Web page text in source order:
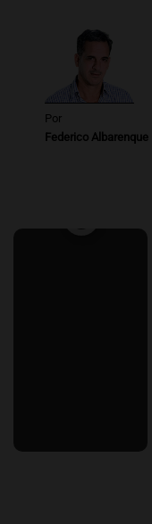
Por
Federico Albarenque